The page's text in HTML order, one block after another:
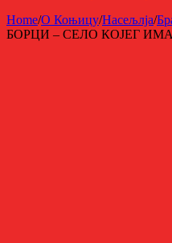
Home/О Коњицу/Насељлја/
БОРЦИ – СЕЛО КОЈЕГ